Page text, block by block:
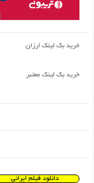
خرید بک لینک ارزان
خرید بک لینک معتبر
دانلود فیلم ایرانی